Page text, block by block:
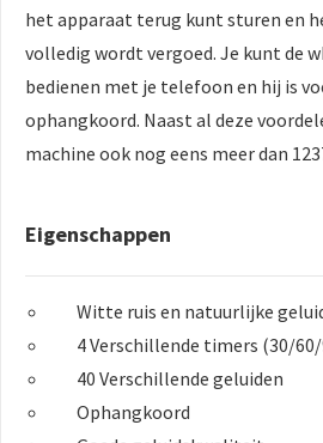
het apparaat terug kunt sturen en
volledig wordt vergoed. Je kunt de
bedienen met je telefoon en hij is
ophangkoord. Naast al deze
machine ook nog eens meer dan
Eigenschappen
Witte ruis en natuurlijke
4 Verschillende timers (30/
40 Verschillende geluiden
Ophangkoord